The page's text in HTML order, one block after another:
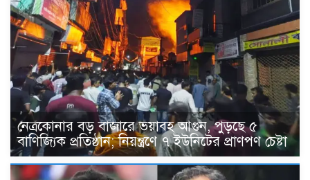
নেত্রকোনার বড় বাজারে ভয়াবহ আগুন, পুড়ছে ৫
বাণিজ্যিক প্রতিষ্ঠান; নিয়ন্ত্রণে ৭ ইউনিটের প্রাণপণ চেষ্টা